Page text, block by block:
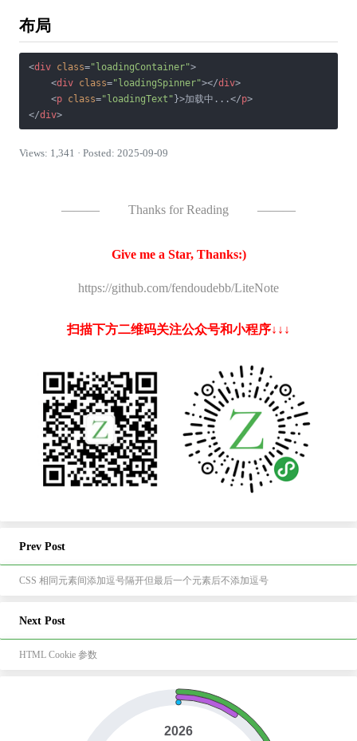
布局
<div class="loadingContainer">
<div class="loadingSpinner"></div>
<p class="loadingText" }>加载中...</p>
</div>
Views: 1,341 · Posted: 2025-09-09
——— Thanks for Reading ———
Give me a Star, Thanks:)
https://github.com/fendoudebb/LiteNote
扫描下方二维码关注公众号和小程序↓↓↓
Prev Post
CSS 相同元素间添加逗号隔开但最后一个元素后不添加逗号
Next Post
HTML Cookie 参数